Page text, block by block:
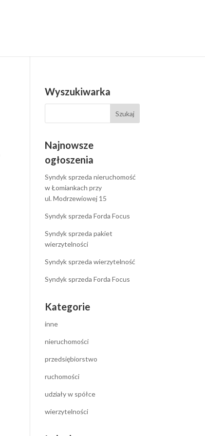
Wyszukiwarka
Najnowsze
ogłoszenia
Syndyk sprzeda nieruchomość
w Łomiankach przy
ul. Modrzewiowej 15
Syndyk sprzeda Forda Focus
Syndyk sprzeda pakiet
wierzytelności
Syndyk sprzeda wierzytelność
Syndyk sprzeda Forda Focus
Kategorie
inne
nieruchomości
przedsiębiorstwo
ruchomości
udziały w spółce
wierzytelności